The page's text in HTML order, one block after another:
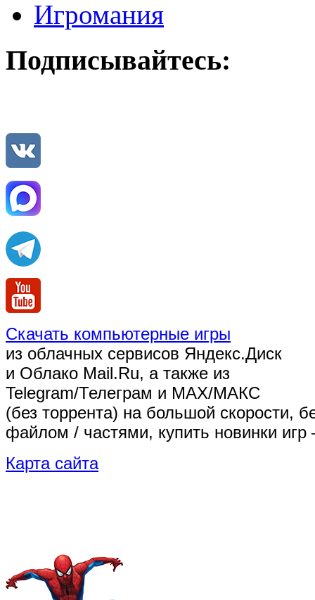
Игромания
Подписывайтесь:
Скачать компьютерные игры
из облачных сервисов Яндекс.Диск
и Облако Mail.Ru, а также из
Telegram/Телеграм и MAX/МАКС
(без торрента) на большой скорости,
файлом / частями, купить новинки
Карта сайта